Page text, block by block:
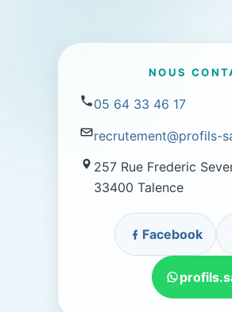
NOUS
05 64 33 46 17
recrutement@profils-
257 Rue Frederic
33400 Talence
Facebook